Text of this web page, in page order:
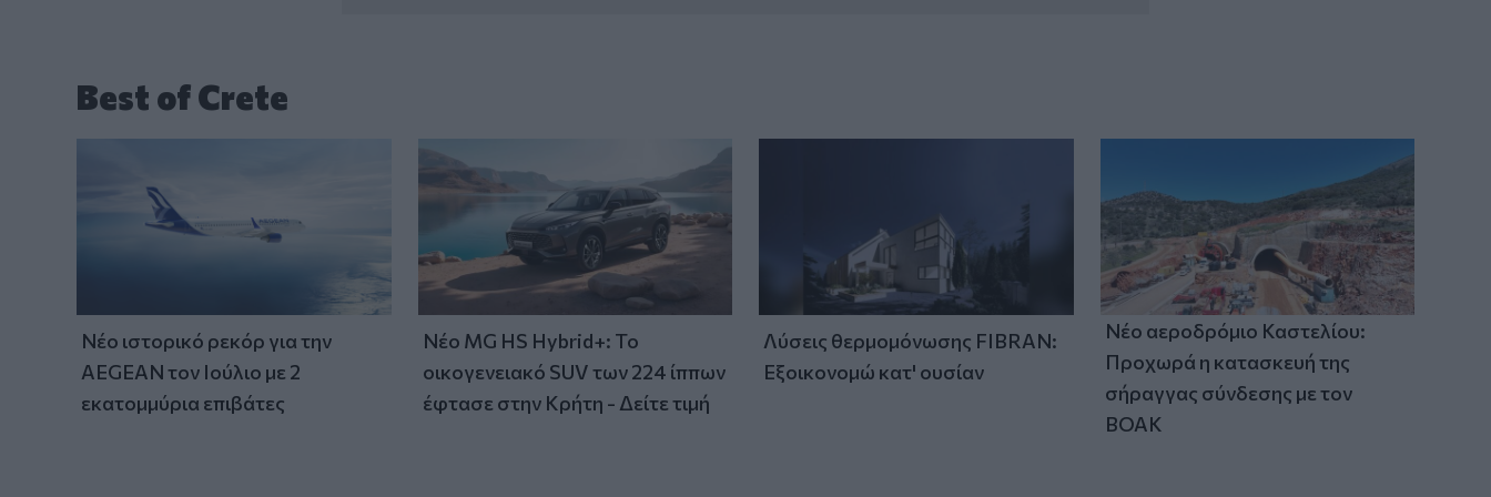
Best of Crete
Νέο ιστορικό ρεκόρ για την
AEGEAN τον Ιούλιο με 2
εκατομμύρια επιβάτες
Νέο MG HS Hybrid+: Το
οικογενειακό SUV των 224 ίππων
έφτασε στην Κρήτη - Δείτε τιμή
Λύσεις θερμομόνωσης FIBRAN:
Εξοικονομώ κατ' ουσίαν
Νέο αεροδρόμιο Καστελίου:
Προχωρά η κατασκευή της
σήραγγας σύνδεσης με τον
ΒΟΑΚ